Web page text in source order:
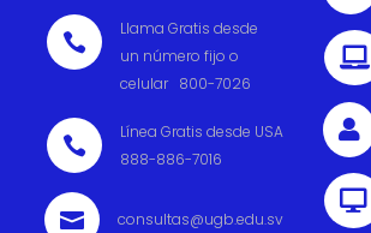

Llama Gratis desde
un número fijo o
celular 800-7026

Línea Gratis desde USA
888-886-7016
 consultas@ugb.edu.sv


